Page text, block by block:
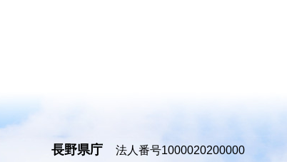
長野県庁
法人番号1000020200000